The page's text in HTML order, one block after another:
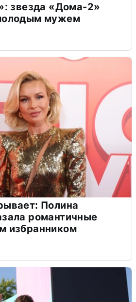
звезда «Дома-2»
мужем
Полина
романтичные
избранником